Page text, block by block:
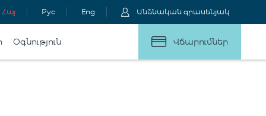
Հայ Рус Eng Անձնական գրասենյակ
Օգնություն Վճարումներ